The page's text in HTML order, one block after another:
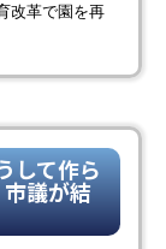
改革で園を再
して作ら
議が結